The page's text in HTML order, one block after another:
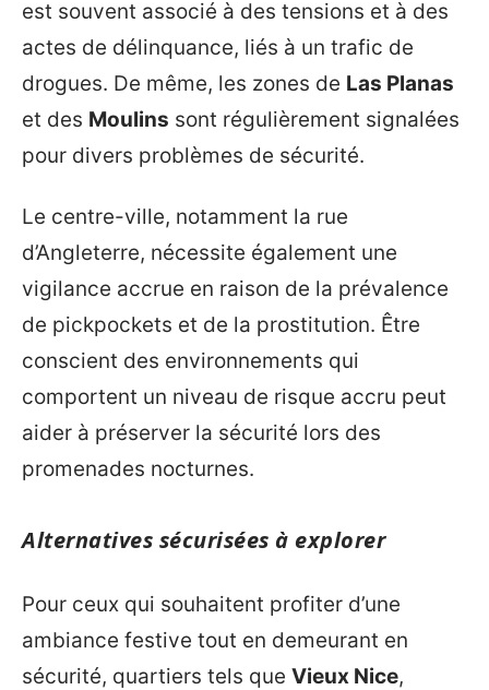
est souvent associé à des tensions et à des
actes de délinquance, liés à un trafic de
drogues. De même, les zones de Las Planas
et des Moulins sont régulièrement signalées
pour divers problèmes de sécurité.
Le centre-ville, notamment la rue
d’Angleterre, nécessite également une
vigilance accrue en raison de la prévalence
de pickpockets et de la prostitution. Être
conscient des environnements qui
comportent un niveau de risque accru peut
aider à préserver la sécurité lors des
promenades nocturnes.
Alternatives sécurisées à explorer
Pour ceux qui souhaitent profiter d’une
ambiance festive tout en demeurant en
sécurité, quartiers tels que Vieux Nice,